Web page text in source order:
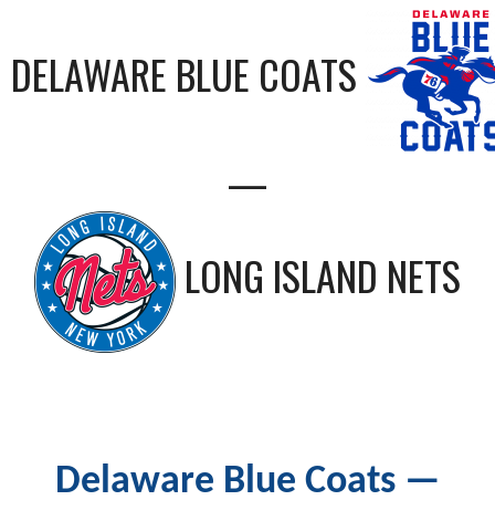
DELAWARE BLUE COATS
—
LONG ISLAND NETS
Delaware Blue Coats —